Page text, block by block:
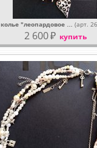
колье "леопардовое … (арт.
2 600₽ купить